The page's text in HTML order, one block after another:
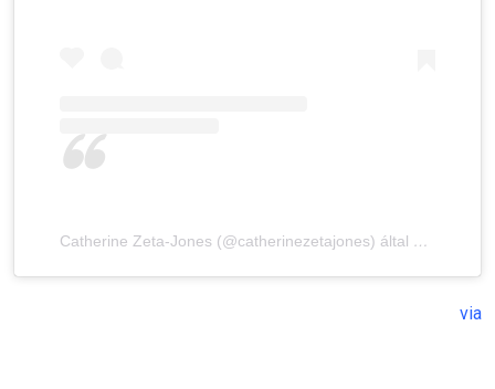
Catherine Zeta-Jones (@catherinezetajones) által megosztott bejegyzés
via